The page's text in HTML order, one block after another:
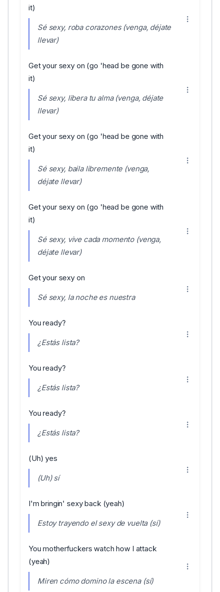
it)
Sé sexy, roba corazones (venga, déjate
llevar)
Get your sexy on (go 'head be gone with
it)
Sé sexy, libera tu alma (venga, déjate
llevar)
Get your sexy on (go 'head be gone with
it)
Sé sexy, baila libremente (venga,
déjate llevar)
Get your sexy on (go 'head be gone with
it)
Sé sexy, vive cada momento (venga,
déjate llevar)
Get your sexy on
Sé sexy, la noche es nuestra
You ready?
¿Estás lista?
You ready?
¿Estás lista?
You ready?
¿Estás lista?
(Uh) yes
(Uh) sí
I'm bringin' sexy back (yeah)
Estoy trayendo el sexy de vuelta (sí)
You motherfuckers watch how I attack
(yeah)
Miren cómo domino la escena (sí)